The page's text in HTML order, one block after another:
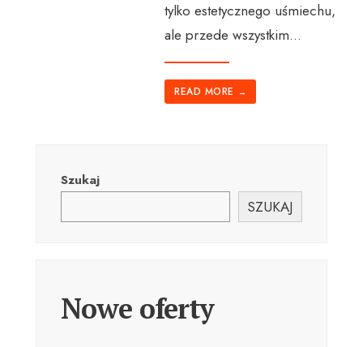
tylko estetycznego uśmiechu,
ale przede wszystkim...
READ MORE →
Szukaj
SZUKAJ
Nowe oferty